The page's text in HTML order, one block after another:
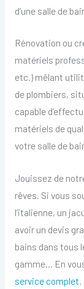
d’une salle de
Rénovation ou
matériels
etc.) mêlant
de plombiers,
capable
matériels de
votre salle de
Jouissez de
rêves. Si vous
l’italienne, un
avoir un devis
bains dans tous
gamme… En
service complet.